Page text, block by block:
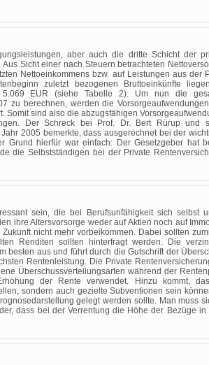
aber auch die dritte Schicht der
Sicht einer nach Steuern betrachteten
Nettoeinkommens bzw. auf Leistungen aus der
zuletzt bezogenen Bruttoeinkünfte
5.069 EUR (siehe Tabelle 2). Um nun die
zu berechnen, werden die
Somit sind also die abzugsfähigen
Der Schreck bei Prof. Dr. Bert Rürup und
2005 bemerkte, dass ausgerechnet bei der
Grund hierfür war einfach: Der Gesetzgeber hat
die Selbstständigen bei der Private
sein, die bei Berufsunfähigkeit sich selbst
ihre Altersvorsorge weder auf Aktien noch auf
nicht mehr vorbeikommen. Dabei sollten
Renditen sollten hinterfragt werden. Die
besten aus und führt durch die Gutschrift der
Rentenleistung. Die Private
Überschussverteilungsarten während der
der Rente verwendet. Hinzu kommt,
sondern auch gezielte Subventionen sein
gelegt werden sollte. Man muss
dass bei der Verrentung die Höhe der Bezüge in